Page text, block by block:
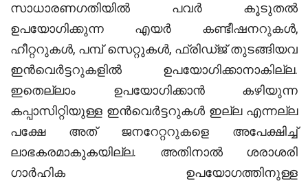
സാധാരണഗതിയിൽ പവർ കൂടുതൽ
ഉപയോഗിക്കുന്ന എയർ കണ്ടീഷനറുകൾ,
ഹീറ്ററുകൾ, പമ്പ് സെറ്റുകൾ, ഫ്രിഡ്ജ് തുടങ്ങിയവ
ഇൻവെർട്ടറുകളിൽ ഉപയോഗിക്കാനാകില്ല.
ഇതെല്ലാം ഉപയോഗിക്കാൻ കഴിയുന്ന
കപ്പാസിറ്റിയുള്ള ഇൻവെർട്ടറുകൾ ഇല്ല എന്നല്ല
പക്ഷേ അത് ജനറേറ്ററുകളെ അപേക്ഷിച്ച്
ലാഭകരമാകുകയില്ല. അതിനാൽ ശരാശരി
ഗാർഹിക ഉപയോഗത്തിനുള്ള